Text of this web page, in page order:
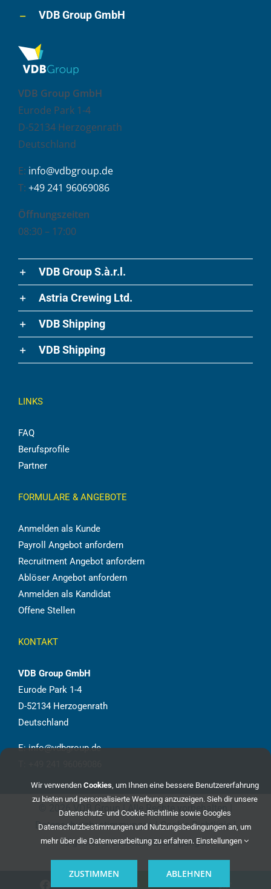
VDB Group GmbH
VDB Group GmbH
Eurode Park 1-4
D-52134 Herzogenrath
Deutschland
E: info@vdbgroup.de
T: +49 241 96069086
Öffnungszeiten
08:30 – 17:00
VDB Group S.à.r.l.
Astria Crewing Ltd.
VDB Shipping
VDB Shipping
LINKS
FAQ
Berufsprofile
Partner
FORMULARE & ANGEBOTE
Anmelden als Kunde
Payroll Angebot anfordern
Recruitment Angebot anfordern
Ablöser Angebot anfordern
Anmelden als Kandidat
Offene Stellen
KONTAKT
VDB Group GmbH
Eurode Park 1-4
D-52134 Herzogenrath
Deutschland
E:info@vdbgroup.de
2026 VDB Group | Alle Rechte vorbehalten |
Datenschutzbestimmungen|Cookie-Richtlinie|
Allgemeine Geschäftsbedingungen
Wir verwenden Cookies, um Ihnen eine bessere Benutzererfahrung
zu bieten und personalisierte Werbung anzuzeigen. Sieh dir unsere
Datenschutz- und Cookie-Richtliniesowie Googles
Datenschutzbestimmungen und Nutzungsbedingungen an, um
mehr über die Datenverarbeitung zu erfahren. Einstellungen
ZUSTIMMEN ABLEHNEN